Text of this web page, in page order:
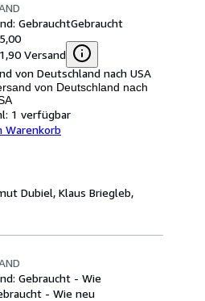
GebrauchtGebraucht
Versand
von Deutschland nach USA
von Deutschland nach
1 verfügbar
Warenkorb
Dubiel, Klaus Briegleb,
Gebraucht - Wie
- Wie neu